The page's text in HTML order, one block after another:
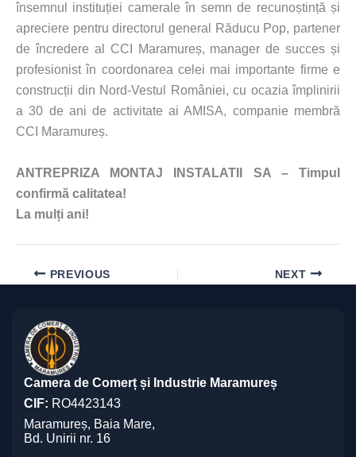
însemnul instituției camerale în semn de recunoștință și
apreciere pentru directorul general Răducu Pop, partener
de încredere al CCI Maramureș, manager de succes și
profesionist în coordonarea celei mai importante firme e
construcții din Nord-Vestul României, cu ocazia împlinirii
a 30 de ani de activitate ai AMISA, companie membră
CCI Maramureș.
ANTREPRIZA MONTAJ INSTALATII SA – Timpul
confirmă calitatea!
La mulți ani!
PREVIOUS NEXT
Camera de Comerț și Industrie Maramureș
CIF: RO4423143
Maramureș, Baia Mare,
Bd. Unirii nr. 16